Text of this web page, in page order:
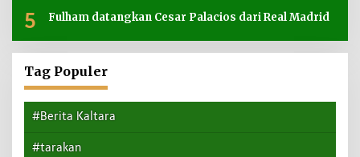
5
Fulham datangkan Cesar Palacios dari Real Madrid
Tag Populer
#Berita Kaltara
#tarakan